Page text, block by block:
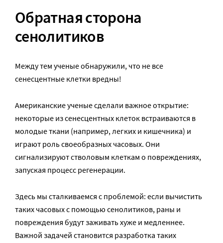
Обратная сторона
сенолитиков
Между тем ученые обнаружили, что не все
сенесцентные клетки вредны!
Американские ученые сделали важное открытие:
некоторые из сенесцентных клеток встраиваются в
молодые ткани (например, легких и кишечника) и
играют роль своеобразных часовых. Они
сигнализируют стволовым клеткам о повреждениях,
запуская процесс регенерации.
Здесь мы сталкиваемся с проблемой: если вычистить
таких часовых с помощью сенолитиков, раны и
повреждения будут заживать хуже и медленнее.
Важной задачей становится разработка таких